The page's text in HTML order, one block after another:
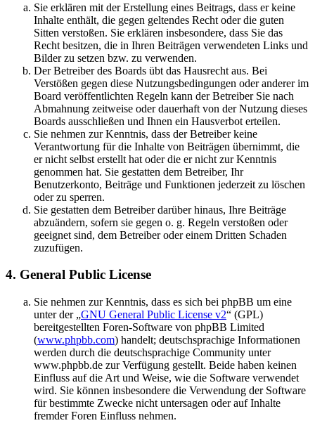
Sie erklären mit der Erstellung eines Beitrags, dass er keine
Inhalte enthält, die gegen geltendes Recht oder die guten
Sitten verstoßen. Sie erklären insbesondere, dass Sie das
Recht besitzen, die in Ihren Beiträgen verwendeten Links und
Bilder zu setzen bzw. zu verwenden.
Der Betreiber des Boards übt das Hausrecht aus. Bei
Verstößen gegen diese Nutzungsbedingungen oder anderer im
Board veröffentlichten Regeln kann der Betreiber Sie nach
Abmahnung zeitweise oder dauerhaft von der Nutzung dieses
Boards ausschließen und Ihnen ein Hausverbot erteilen.
Sie nehmen zur Kenntnis, dass der Betreiber keine
Verantwortung für die Inhalte von Beiträgen übernimmt, die
er nicht selbst erstellt hat oder die er nicht zur Kenntnis
genommen hat. Sie gestatten dem Betreiber, Ihr
Benutzerkonto, Beiträge und Funktionen jederzeit zu löschen
oder zu sperren.
Sie gestatten dem Betreiber darüber hinaus, Ihre Beiträge
abzuändern, sofern sie gegen o. g. Regeln verstoßen oder
geeignet sind, dem Betreiber oder einem Dritten Schaden
zuzufügen.
4. General Public License
Sie nehmen zur Kenntnis, dass es sich bei phpBB um eine
unter der „GNU General Public License v2“ (GPL)
bereitgestellten Foren-Software von phpBB Limited
(www.phpbb.com) handelt; deutschsprachige Informationen
werden durch die deutschsprachige Community unter
www.phpbb.de zur Verfügung gestellt. Beide haben keinen
Einfluss auf die Art und Weise, wie die Software verwendet
wird. Sie können insbesondere die Verwendung der Software
für bestimmte Zwecke nicht untersagen oder auf Inhalte
fremder Foren Einfluss nehmen.